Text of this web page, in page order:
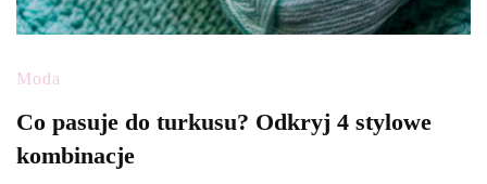
Moda
Co pasuje do turkusu? Odkryj 4 stylowe
kombinacje